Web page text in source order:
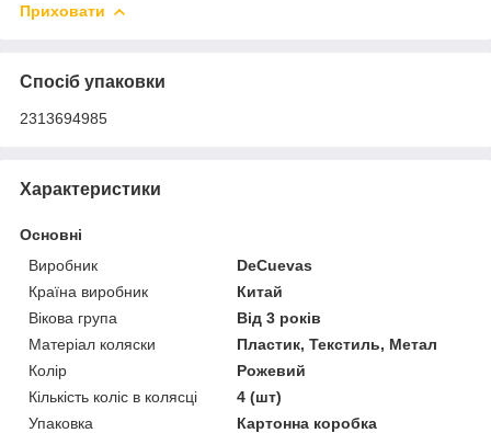
Приховати
Спосіб упаковки
2313694985
Характеристики
Основні
Виробник
DeCuevas
Країна виробник
Китай
Вікова група
Від 3 років
Матеріал коляски
Пластик, Текстиль, Метал
Колір
Рожевий
Кількість коліс в колясці
4 (шт)
Упаковка
Картонна коробка